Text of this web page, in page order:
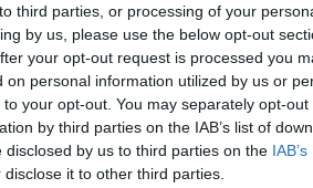
third parties, or processing of your
by us, please use the below opt-out
your opt-out request is processed you
personal information utilized by us or
your opt-out. You may separately opt-out
by third parties on the IAB’s list of
by us to third parties on the
it to other third parties.
Ο
1
09/